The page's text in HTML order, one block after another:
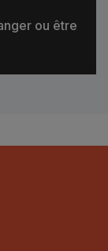
ou être